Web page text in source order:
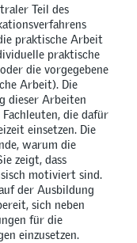
Teil des
praktische Arbeit
praktische
die vorgegebene
Arbeit). Die
dieser Arbeiten
die dafür
einsetzen. Die
warum die
zeigt, dass
motiviert sind.
der Ausbildung
sich neben
für die
einzusetzen.